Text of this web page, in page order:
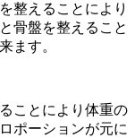
整えることにより
骨盤を整えること
ます。
ことにより体重の
ポーションが元に